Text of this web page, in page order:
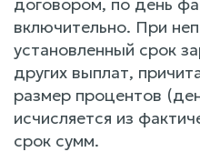
включительно. При
установленный срок
других выплат,
размер процентов
исчисляется из
срок сумм.